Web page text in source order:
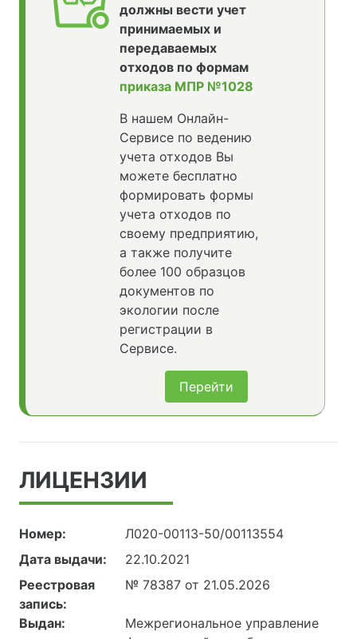
должны вести учет
принимаемых и
передаваемых
отходов по формам
приказа МПР №1028
В нашем Онлайн-
Сервисе по ведению
учета отходов Вы
можете бесплатно
формировать формы
учета отходов по
своему предприятию,
а также получите
более 100 образцов
документов по
экологии после
регистрации в
Сервисе.
Перейти
ЛИЦЕНЗИИ
Номер:
Л020-00113-50/00113554
Дата выдачи:
22.10.2021
Реестровая
запись:
№ 78387 от 21.05.2026
Выдан:
Межрегиональное управление